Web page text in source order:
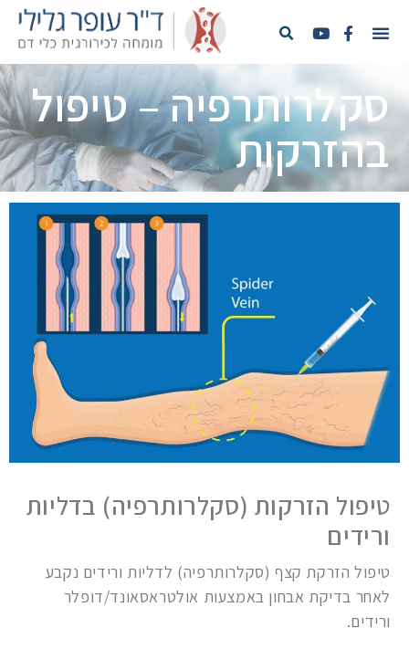
סקלרותרפיה – טיפול
בהזרקות
טיפול הזרקות (סקלרותרפיה) בדליות
ורידים
טיפול הזרקת קצף (סקלרותרפיה) לדליות ורידים נקבע
לאחר בדיקת אבחון באמצעות אולטראסאונד/דופלר
ורידים.